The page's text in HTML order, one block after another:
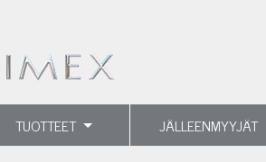
TUOTTEET JÄLLEENMYYJÄT